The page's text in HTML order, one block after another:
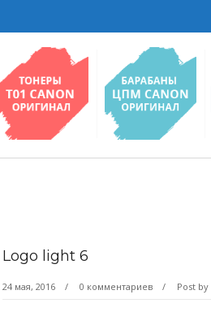
Logo light 6
24 мая, 2016 0 комментариев Post by